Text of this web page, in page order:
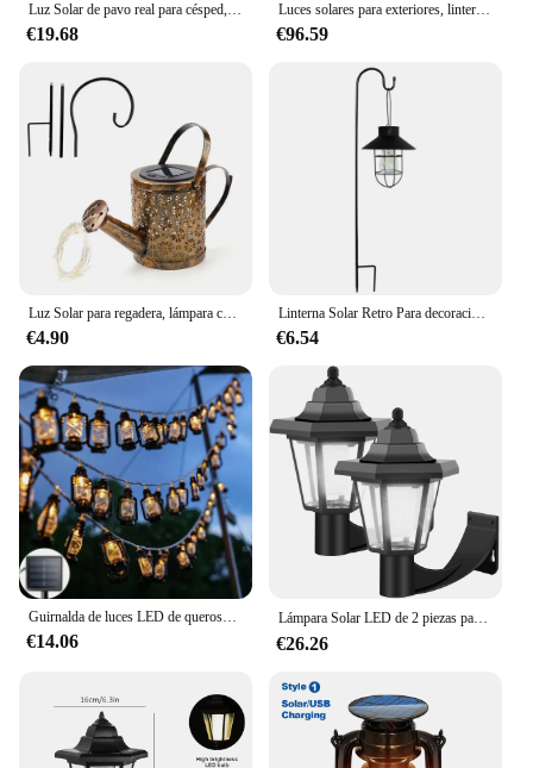
Luz Solar de pavo real para césped, lámpara Vintage alimentada por energía Solar, forma de pavo real, decoración de jardín y Navidad, novedad
€19.68
Luces solares para exteriores, linterna Retro, lámpara de llama colgante, iluminación de paisaje, luces de suelo, foco, decoración de jardín y hogar
€96.59
Luz Solar para regadera, lámpara colgante de Metal Retro, 36LED, resistente al agua, decoración de jardín al aire libre
€4.90
Linterna Solar Retro Para decoración de jardín, luz impermeable para exteriores, lámpara Solar Vintage con poste de Metal para Patio, césped
€6.54
Guirnalda de luces LED de queroseno, iluminación decorativa con energía Solar, estilo Retro, Eid, Mubarak, Ramadán, Islam musulmán, decoración de fiesta y Navidad
€14.06
Lámpara Solar LED de 2 piezas para exteriores, luz de pared para jardín, Hexagonal, impermeable, Retro, decoración de jardín，farolas solares para exterior，luz solar led para exterior potente
€26.26